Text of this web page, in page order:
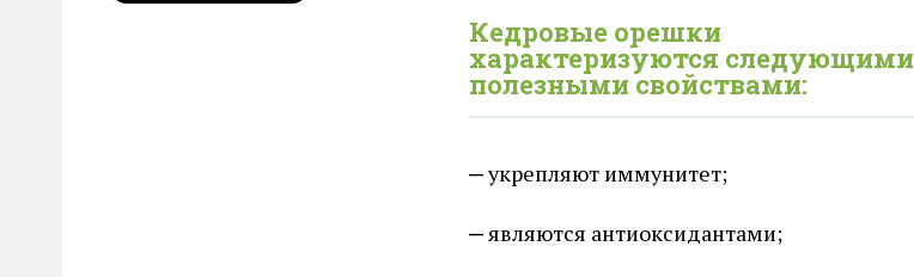
Кедровые орешки
характеризуются следующими
полезными свойствами:
укрепляют иммунитет;
являются антиоксидантами;